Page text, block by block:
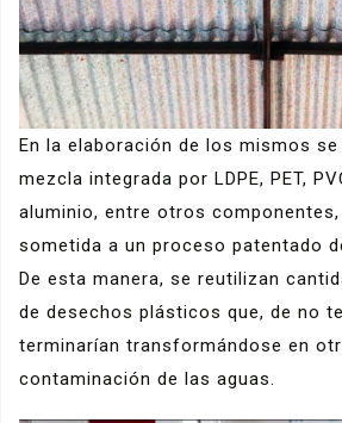
En la elaboración de los mismos se
mezcla integrada por LDPE, PET,
aluminio, entre otros componentes,
sometida a un proceso patentado
De esta manera, se reutilizan
de desechos plásticos que, de no
terminarían transformándose en
contaminación de las aguas.